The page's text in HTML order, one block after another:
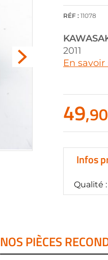
RÉF : 11078
2011
En savoir
49
Infos
Qualité
NOS PIÈCES